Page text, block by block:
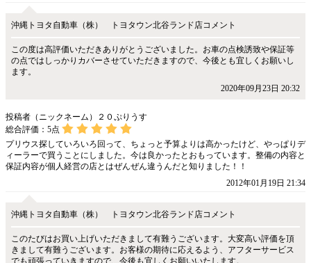
沖縄トヨタ自動車（株） トヨタウン北谷ランド店コメント
この度は高評価いただきありがとうございました。お車の点検誘致や保証等
の点ではしっかりカバーさせていただきますので、今後とも宜しくお願いし
ます。
2020年09月23日 20:32
投稿者（ニックネーム）２０ぷりうす
総合評価： 5点
プリウス探していろいろ回って、ちょっと予算よりは高かったけど、やっぱりデ
ィーラーで買うことにしました。今は良かったとおもっています。整備の内容と
保証内容が個人経営の店とはぜんぜん違うんだと知りました！！
2012年01月19日 21:34
沖縄トヨタ自動車（株） トヨタウン北谷ランド店コメント
このたびはお買い上げいただきまして有難うございます。大変高い評価を頂
きまして有難うございます。お客様の期待に応えるよう、アフターサービス